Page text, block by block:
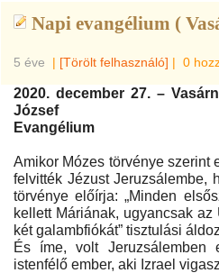
Napi evangélium (
5 éve | [Törölt felhasználó] | 0
2020. december 27. –
József
Evangélium
Amikor Mózes törvénye szerint
felvitték Jézust Jeruzsálembe,
törvénye előírja: „Minden
kellett Máriának, ugyancsak
két galambfiókát” tisztulási
És íme, volt
istenfélő ember, aki Izrael